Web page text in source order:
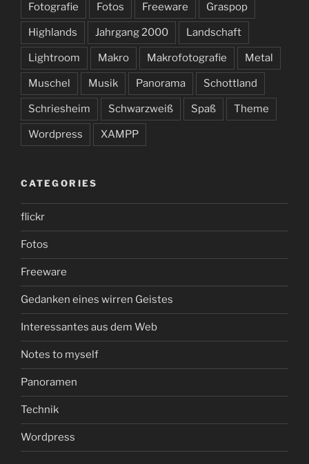
Fotografie Fotos Freeware Graspop
Highlands Jahrgang 2000 Landschaft
Lightroom Makro Makrofotografie Metal
Muschel Musik Panorama Schottland
Schriesheim Schwarzweiß Spaß Theme
Wordpress XAMPP
CATEGORIES
flickr
Fotos
Freeware
Gedanken eines wirren Geistes
Interessantes aus dem Web
Notes to myself
Panoramen
Technik
Wordpress